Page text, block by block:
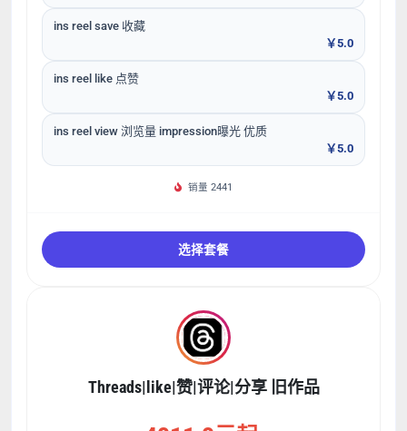
ins reel save 收藏
￥5.0
ins reel like 点赞
￥5.0
ins reel view 浏览量 impression曝光 优质
￥5.0
销量 2441
选择套餐
Threads|like|赞|评论|分享 旧作品